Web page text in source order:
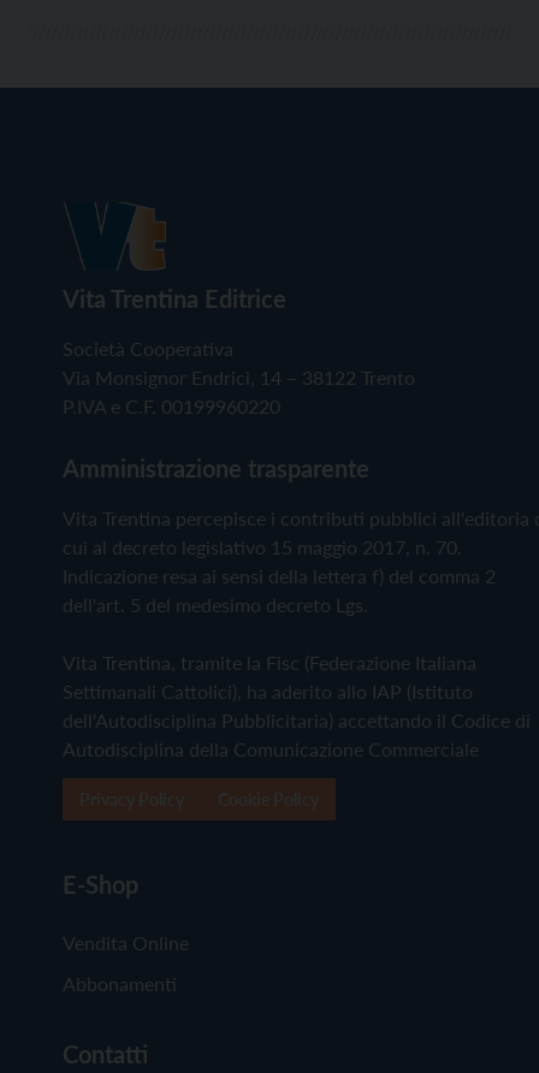
Vita Trentina Editrice
Società Cooperativa
Via Monsignor Endrici, 14 – 38122 Trento
P.IVA e C.F. 00199960220
Amministrazione trasparente
Vita Trentina percepisce i contributi pubblici all'editoria
cui al decreto legislativo 15 maggio 2017, n. 70.
Indicazione resa ai sensi della lettera f) del comma 2
dell'art. 5 del medesimo decreto Lgs.
Vita Trentina, tramite la Fisc (Federazione Italiana
Settimanali Cattolici), ha aderito allo IAP (Istituto
dell'Autodisciplina Pubblicitaria) accettando il Codice di
Autodisciplina della Comunicazione Commerciale
E-Shop
Vendita Online
Abbonamenti
Contatti